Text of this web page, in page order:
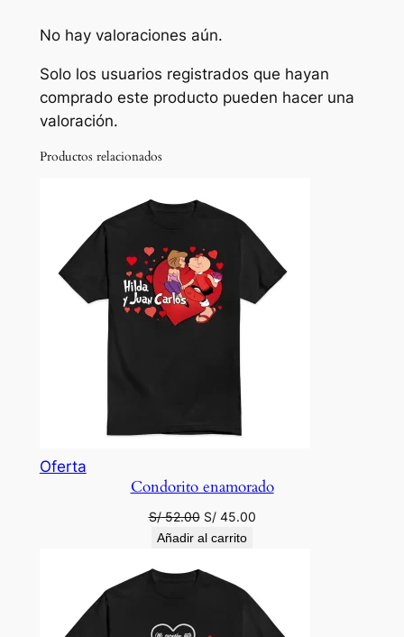
.
u
n
o
c
n
No hay valoraciones aún.
Solo los usuarios registrados que hayan
comprado este producto pueden hacer una
valoración.
Productos relacionados
OfertaProducto
Condorito enamorado
S/52.00 El
precio
era:
S/ 52.00.
S/45.00El
Añadir al carrito